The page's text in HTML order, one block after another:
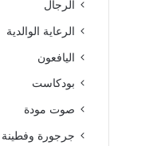
الرجال
الرعاية الوالدية
اليافعون
بودكاست
صوت مودة
جرجورة وفطينة